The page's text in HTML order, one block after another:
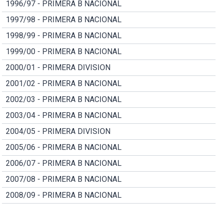
1996/97 - PRIMERA B NACIONAL
1997/98 - PRIMERA B NACIONAL
1998/99 - PRIMERA B NACIONAL
1999/00 - PRIMERA B NACIONAL
2000/01 - PRIMERA DIVISION
2001/02 - PRIMERA B NACIONAL
2002/03 - PRIMERA B NACIONAL
2003/04 - PRIMERA B NACIONAL
2004/05 - PRIMERA DIVISION
2005/06 - PRIMERA B NACIONAL
2006/07 - PRIMERA B NACIONAL
2007/08 - PRIMERA B NACIONAL
2008/09 - PRIMERA B NACIONAL